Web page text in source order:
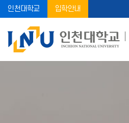
인천대학교 입학안내